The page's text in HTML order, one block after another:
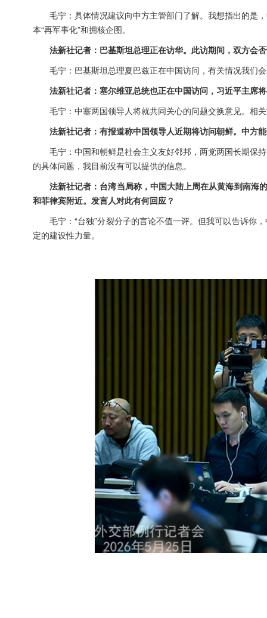
毛宁：具体情况建议向中方主管部门了解。我想指出的是
本“再军事化”和拥核企图。
法新社记者：巴基斯坦总理正在访华。此访期间，双方会
毛宁：巴基斯坦总理夏巴兹正在中国访问，有关情况我们
法新社记者：塞尔维亚总统也正在中国访问，习近平主席
毛宁：中塞两国领导人将就共同关心的问题交换意见。相
法新社记者：有报道称中国领导人近期将访问朝鲜。中方
毛宁：中国和朝鲜是社会主义友好邻邦，两党两国长期保
的具体问题，我目前没有可以提供的信息。
法新社记者：台湾当局称，中国大陆上周在从黄海到南海
和菲律宾附近。发言人对此有何回应？
毛宁：“台独”分裂分子的言论不值一评。但我可以告诉你
定的建设性力量。